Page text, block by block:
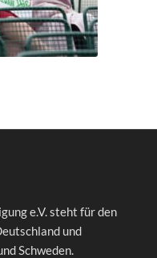
e.V. steht für den
und
Schweden.